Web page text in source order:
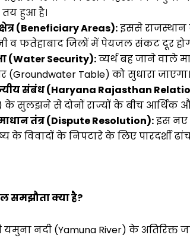
तय हुआ है।
क्षेत्र (Beneficiary Areas):इससे राजस्थान
व फतेहाबाद जिलों में पेयजल संकट दूर
(Water Security):व्यर्थ बह जाने वाले
(Groundwater Table) को सुधारा जाएगा।
संबंध (Haryana Rajasthan
के सुलझने से दोनों राज्यों के बीच आर्थिक
तंत्र (Dispute Resolution):इस नए
के विवादों के निपटारे के लिए पारदर्शी
समझौता क्या है?
यमुना नदी (Yamuna River) के